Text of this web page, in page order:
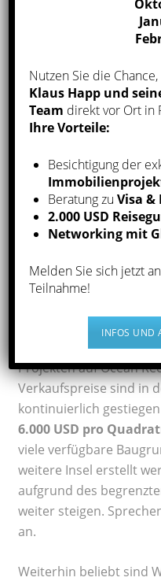
Die Ocean Reef Inseln
der
man in ganz
Projektfinden. Auf der
Bauentwicklung sehr
Wohnungen in den
Apartmenthäusern ist
dies gedacht hat. Es
internationale Käufer
Bestand zufrieden
Investoren bei Ihrem
Projekten auf Ocean
Verkaufspreise sind in
kontinuierlich
6.000 USD pro
viele verfügbare
weitere Insel erstellt
aufgrund des
weiter steigen.
an.
Weiterhin beliebt sind
Nutzen Sie die
Klaus Happ und
Team direkt vor Ort in
Ihre Vorteile:
Besichtigung der
Beratung zuVisa
2.000 USD
Networking mit
Melden Sie sich jetzt
Teilnahme!
INFOS UND